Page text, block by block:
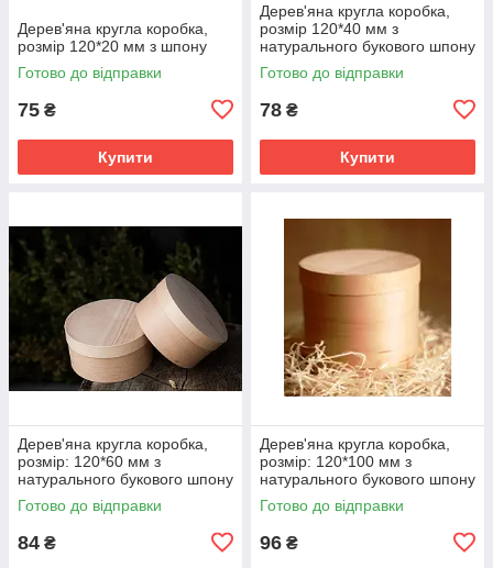
Дерев'яна кругла коробка,
розмір 120*20 мм з шпону
Готово до відправки
75 ₴
Купити
Дерев'яна кругла коробка,
розмір 120*40 мм з
натурального букового шпону
Готово до відправки
78 ₴
Купити
Дерев'яна кругла коробка,
розмір: 120*60 мм з
натурального букового шпону
Готово до відправки
84 ₴
Дерев'яна кругла коробка,
розмір: 120*100 мм з
натурального букового шпону
М00-КР00120110
Готово до відправки
96 ₴